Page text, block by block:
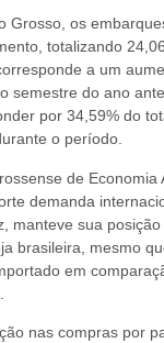
Grosso, os
totalizando
a um
semestre do ano
por 34,59% do
o período.
de Economia
demanda
manteve sua
brasileira, mesmo
em
nas compras por